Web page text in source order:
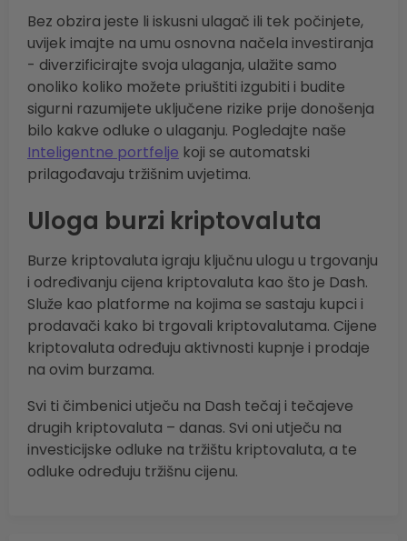
Bez obzira jeste li iskusni ulagač ili tek počinjete,
uvijek imajte na umu osnovna načela investiranja
- diverzificirajte svoja ulaganja, ulažite samo
onoliko koliko možete priuštiti izgubiti i budite
sigurni razumijete uključene rizike prije donošenja
bilo kakve odluke o ulaganju. Pogledajte naše
Inteligentne portfelje koji se automatski
prilagođavaju tržišnim uvjetima.
Uloga burzi kriptovaluta
Burze kriptovaluta igraju ključnu ulogu u trgovanju
i određivanju cijena kriptovaluta kao što je Dash.
Služe kao platforme na kojima se sastaju kupci i
prodavači kako bi trgovali kriptovalutama. Cijene
kriptovaluta određuju aktivnosti kupnje i prodaje
na ovim burzama.
Svi ti čimbenici utječu na Dash tečaj i tečajeve
drugih kriptovaluta – danas. Svi oni utječu na
investicijske odluke na tržištu kriptovaluta, a te
odluke određuju tržišnu cijenu.